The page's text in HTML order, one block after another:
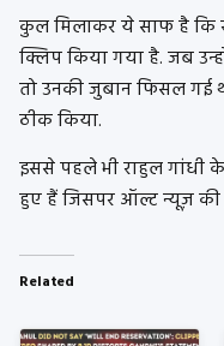
कुल मिलाकर ये साफ है कि
क्लिप किया गया है. जब
तो उनकी जुबान फिसल गई
ठीक किया.
इससे पहले भी राहुल गांधी
हुए हैं जिसपर ऑल्ट न्यूज़ की
Related